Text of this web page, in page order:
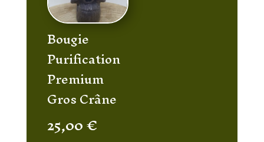
Bougie
Purification
Premium
Gros Crâne
25,00€